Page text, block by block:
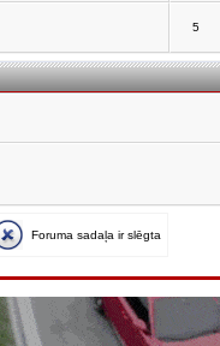
5
Foruma sadaļa ir slēgta